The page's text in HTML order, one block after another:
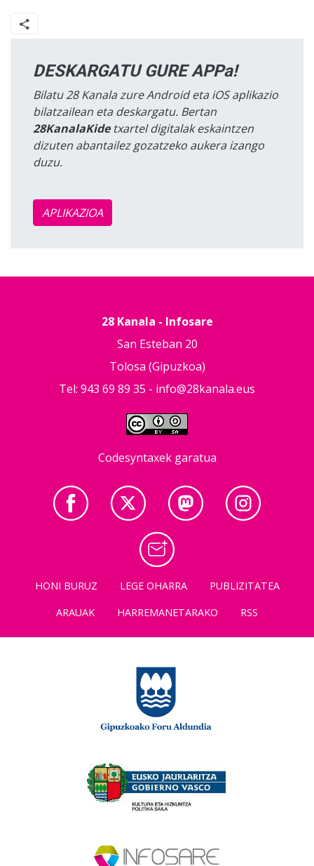
DESKARGATU GURE APPa!
Bilatu 28 Kanala zure Android eta iOS aplikazio
bilatzailean eta deskargatu. Bertan
28KanalaKidetxartel digitalak eskaintzen
dizuten abantailez gozatzeko aukera izango
duzu.
APLIKAZIOA
28 Kanala - Infosare
San Esteban 20
Tolosa (Gipuzkoa)
Tel: 943 69 89 35 - info@28kanala.eus
Codesyntaxek garatua
HONI BURUZ LEGE OHARRA
PUBLIZITATEA
ARAUAK
HARREMANETARAKO RSS